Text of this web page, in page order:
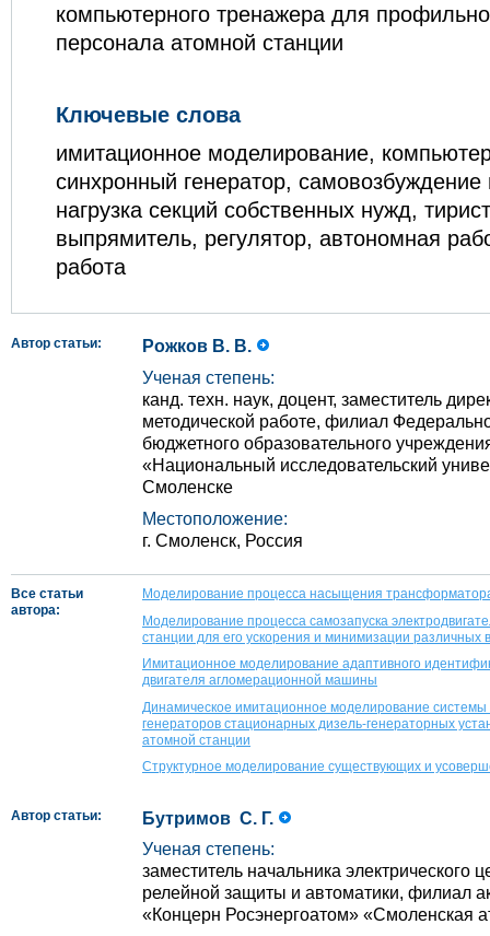
компьютерного тренажера для
персонала атомной станции
Ключевые слова
имитационное моделирование,
синхронный генератор, самовозбуждение
нагрузка секций собственных нужд,
выпрямитель, регулятор, автономная
работа
Автор статьи:
Рожков В. В.
Ученая степень:
канд. техн. наук, доцент, заместитель
методической работе, филиал
бюджетного образовательного
«Национальный исследовательский
Смоленске
Местоположение:
г. Смоленск, Россия
Все статьи
автора:
Моделирование процесса насыщения трансформатора
Моделирование процесса самозапуска
станции для его ускорения и минимизации различных
Имитационное моделирование адаптивного
двигателя агломерационной машины
Динамическое имитационное моделирование
генераторов стационарных дизель-генераторных
атомной станции
Структурное моделирование существующих и
Автор статьи:
Бутримов С. Г.
Ученая степень:
заместитель начальника электрического
релейной защиты и автоматики, филиал
«Концерн Росэнергоатом» «Смоленская